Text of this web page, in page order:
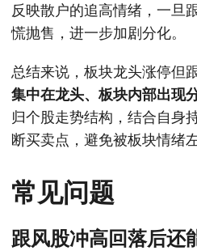
反映散户的追高情绪，一旦
慌抛售，进一步加剧分化。
总结来说，板块龙头涨停但
集中在龙头、板块内部出现
归个股走势结构，结合自身
断买卖点，避免被板块情绪左
常见问题
跟风股冲高回落后还